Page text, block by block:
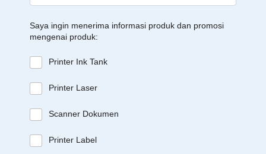
Saya ingin menerima informasi produk dan promosi
mengenai produk:
Printer Ink Tank
Printer Laser
Scanner Dokumen
Printer Label